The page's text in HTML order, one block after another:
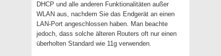
DHCP und alle anderen Funktionalitäten außer
WLAN aus, nachdem Sie das Endgerät an einen
LAN-Port angeschlossen haben. Man beachte
jedoch, dass solche älteren Routers oft nur einen
überholten Standard wie 11g verwenden.